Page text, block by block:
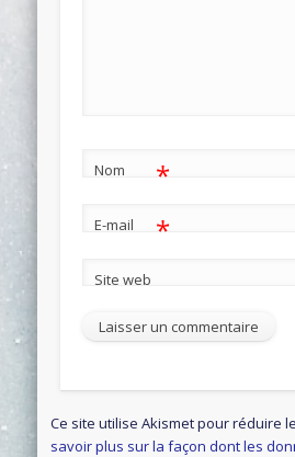
Nom *
E-mail *
Site web
Ce site utilise Akismet pour réduire
savoir plus sur la façon dont les